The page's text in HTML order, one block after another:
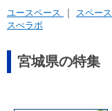
ユースペース スペー
スぺラボ
宮城県の特集